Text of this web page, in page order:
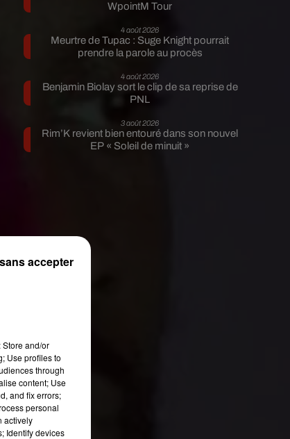
WpointM Tour
4 août 2026
Meurtre de Tupac : Suge Knight pourrait
prendre la parole au procès
4 août 2026
Benjamin Biolay sort le clip de sa reprise de
PNL
3 août 2026
Rim’K revient bien entouré dans son nouvel
EP « Soleil de minuit »
and/or
Use profiles to
through
content; Use
and fix errors;
personal
actively
Identify devices
accepter